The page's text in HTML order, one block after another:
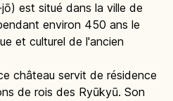
est situé dans la ville de
environ 450 ans le
et culturel de l'ancien
château servit de résidence
de rois des Ryūkyū. Son